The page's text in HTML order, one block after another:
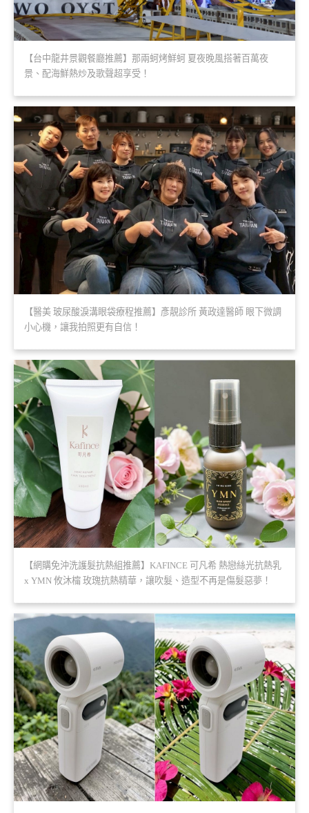
【台中龍井景觀餐廳推薦】那兩蚵烤鮮蚵 夏夜晚風搭著百萬夜
景、配海鮮熱炒及歌聲超享受！
【醫美 玻尿酸淚溝眼袋療程推薦】彥靚診所 黃政達醫師 眼下微調
小心機，讓我拍照更有自信！
【網購免沖洗護髮抗熱組推薦】KAFINCE 可凡希 熱戀絲光抗熱乳
x YMN 攸沐橣 玫瑰抗熱精華，讓吹髮、造型不再是傷髮惡夢！